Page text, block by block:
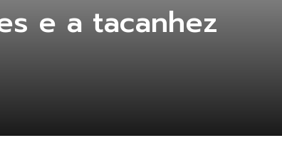
e a tacanhez